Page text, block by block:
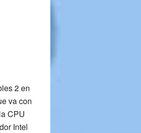
2 en
va con
CPU
Intel